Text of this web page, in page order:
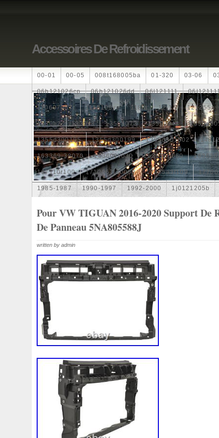
Accessoires De Refroidissement
00-01 00-05 008t168005ba 01-320 03-06
06h121026cp 06h121026dd 06l121111
110607087r 1115108ve 118ia 12-14 121255a
1330e2 1330v3 1350a073 1350a348
1355d300195 1355d300199 1355d301602
163369-38070 16360yv030 163630g060
167110r100 1712067j10000 17425a3f109
1985-1987 1990-1997 1992-2000 1j0121205b
1k0121251cm
210103417r 21060g2401 21060t5670
214100052r 214104eb0b
214108535r 214109798r
214812415r 214814ea0a
214818h83a 214819674r 21481bm410
253102b970 253102y001
253801w910 253802h600
253860l250 253862c000 256902u000
2gm955448c 2m413m4y07
30si 318i 320i
Pour VW TIGUAN 2016-2020 Support De
De Panneau 5NA805588J
written by admin